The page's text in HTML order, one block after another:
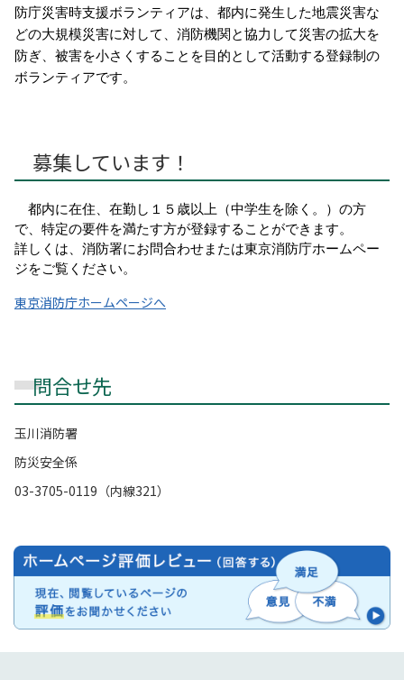
防庁災害時支援ボランティアは、都内に発生した地震災害な
どの大規模災害に対して、消防機関と協力して災害の拡大を
防ぎ、被害を小さくすることを目的として活動する登録制の
ボランティアです。
募集しています！
都内に在住、在勤し１５歳以上（中学生を除く。）の方
で、特定の要件を満たす方が登録することができます。
詳しくは、消防署にお問合わせまたは東京消防庁ホームペー
ジをご覧ください。
東京消防庁ホームページへ
問合せ先
玉川消防署
防災安全係
03-3705-0119（内線321）